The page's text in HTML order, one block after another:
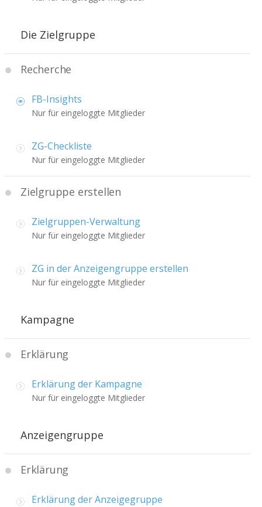
Die Zielgruppe
Recherche
FB-Insights
Nur für eingeloggte Mitglieder
ZG-Checkliste
Nur für eingeloggte Mitglieder
Zielgruppe erstellen
Zielgruppen-Verwaltung
Nur für eingeloggte Mitglieder
ZG in der Anzeigengruppe erstellen
Nur für eingeloggte Mitglieder
Kampagne
Erklärung
Erklärung der Kampagne
Nur für eingeloggte Mitglieder
Anzeigengruppe
Erklärung
Erklärung der Anzeigegruppe